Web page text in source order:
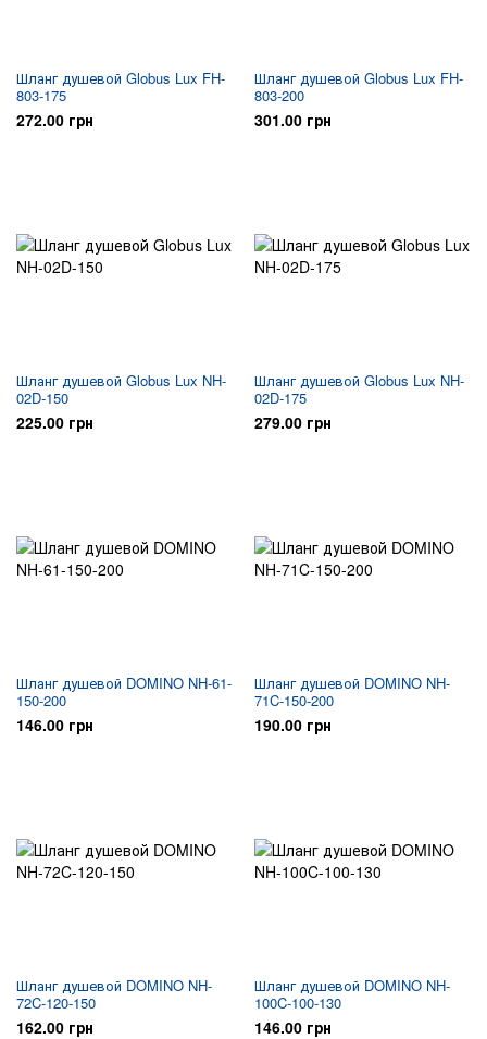
Шланг душевой Globus Lux FH-
803-175
272.00 грн
Шланг душевой Globus Lux FH-
803-200
301.00 грн
Шланг душевой Globus Lux NH-
02D-150
225.00 грн
Шланг душевой Globus Lux NH-
02D-175
279.00 грн
Шланг душевой DOMINO NH-61-
150-200
146.00 грн
Шланг душевой DOMINO NH-
71C-150-200
190.00 грн
Шланг душевой DOMINO NH-
72C-120-150
162.00 грн
Шланг душевой DOMINO NH-
100C-100-130
146.00 грн